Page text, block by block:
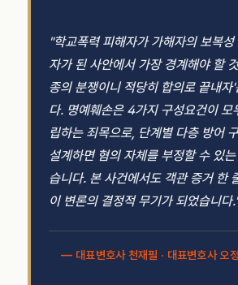
"학교폭력 피해자가 가해자의 보복
자가 된 사안에서 가장 경계해야 할
종의 분쟁이니 적당히 합의로 끝내자
다. 명예훼손은 4가지 구성요건이 모
립하는 죄목으로, 단계별 다층 방어
설계하면 혐의 자체를 부정할 수 있
습니다. 본 사건에서도 객관 증거 한
이 변론의 결정적 무기가 되었습니다
— 대표변호사 천재필 · 대표변호사 오